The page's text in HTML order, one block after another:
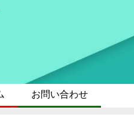
お問い合わせ